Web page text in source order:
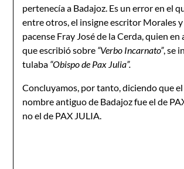
pertenecía a Badajoz. Es un error en el
entre otros, el insigne escritor Morales
pacense Fray José de la Cerda, quien
que escribió sobre “Verbo Incarnato”, se
tulaba “Obispo de Pax Julia”.
Concluyamos, por tanto, diciendo que
nombre antiguo de Badajoz fue el de
no el de PAX JULIA.